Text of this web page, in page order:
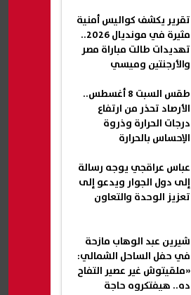
تقرير يكشف كواليس أمنية
مثيرة في مونديال 2026..
تهديدات طالت مباراة مصر
والأرجنتين وميسي
طقس السبت 8 أغسطس..
الأرصاد تحذر من ارتفاع
درجات الحرارة وذروة
الإحساس بالحرارة
عباس عراقجي يوجه رسالة
إلى دول الجوار ويدعو إلى
تعزيز الوحدة والتعاون
شيرين عبد الوهاب مازحة
في حفل الساحل الشمالي:
«ملقيتوش غير عصير التفاح
ده.. هيفتكروه حاجة